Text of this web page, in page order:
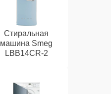
Стиральная
машина Smeg
LBB14CR-2